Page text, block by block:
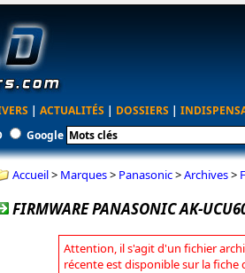
| ACTUALITÉS | DOSSIERS |
Google
Accueil> Marques> Panasonic>Archives>
FIRMWARE PANASONIC AK-
Attention, il s'agit d'un fichier
récente est disponible sur la fiche